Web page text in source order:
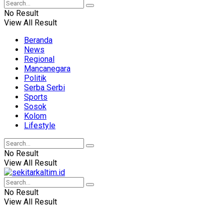
No Result
View All Result
Beranda
News
Regional
Mancanegara
Politik
Serba Serbi
Sports
Sosok
Kolom
Lifestyle
No Result
View All Result
No Result
View All Result